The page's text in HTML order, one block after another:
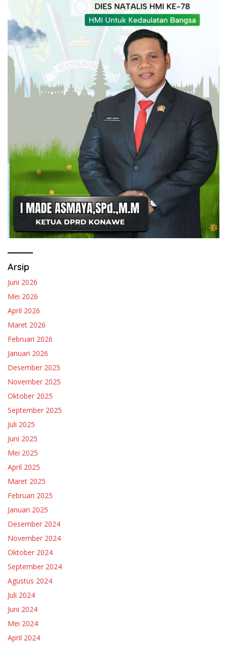
Arsip
Juni 2026
Mei 2026
April 2026
Maret 2026
Februari 2026
Januari 2026
Desember 2025
November 2025
Oktober 2025
September 2025
Juli 2025
Juni 2025
Mei 2025
April 2025
Maret 2025
Februari 2025
Januari 2025
Desember 2024
November 2024
Oktober 2024
September 2024
Agustus 2024
Juli 2024
Juni 2024
Mei 2024
April 2024